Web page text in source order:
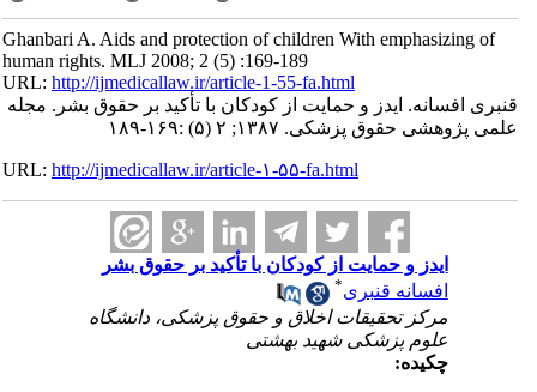
Ghanbari A. Aids and protection of children With emphasizing of
human rights. MLJ 2008; 2 (5) :169-189
URL:http://ijmedicallaw.ir/article-1-55-fa.html
قنبری افسانه. ایدز و حمایت از کودکان با تأکید بر حقوق بشر. مجله
علمی پژوهشی حقوق پزشکی. ۱۳۸۷; ۲ (۵) :۱۶۹-۱۸۹
URL:http://ijmedicallaw.ir/article-۱-۵۵-fa.html
ایدز و حمایت از کودکان با تأکید بر حقوق بشر
افسانه قنبری*
مرکز تحقیقات اخلاق و حقوق پزشکی، دانشگاه
علوم پزشکی شهید بهشتی
چکیده: